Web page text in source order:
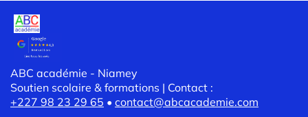
ABC académie - Niamey
Soutien scolaire & formations | Contact :
+227 98 23 29 65 • contact@abcacademie.com